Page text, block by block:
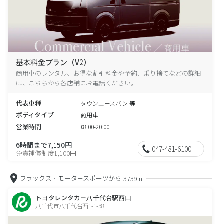
基本料金プラン（V2）
商用車のレンタル、お得な割引料金や予約、乗り捨てなどの詳細
は、こちらから各店舗にお電話ください。
代表車種 タウンエースバン 等
ボディタイプ 商用車
営業時間 08:00-20:00
6時間まで7,150円
免責補償制度1,100円 047-481-6100
フラックス・モータースポーツから 3739m
トヨタレンタカー八千代台駅西口
八千代市八千代台西1-1-38